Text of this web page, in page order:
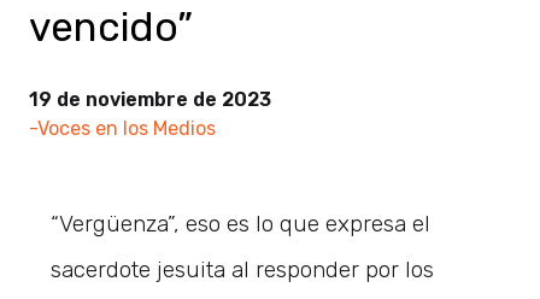
vencido”
19 de noviembre de 2023
-Voces en los Medios
“Vergüenza”, eso es lo que expresa el
sacerdote jesuita al responder por los